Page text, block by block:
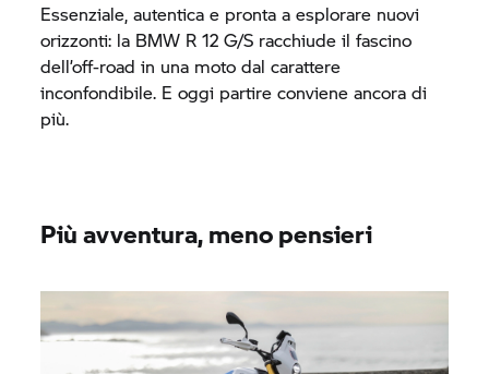
Essenziale, autentica e pronta a esplorare nuovi
orizzonti: la BMW R 12 G/S racchiude il fascino
dell’off-road in una moto dal carattere
inconfondibile. E oggi partire conviene ancora di
più.
Più avventura, meno pensieri